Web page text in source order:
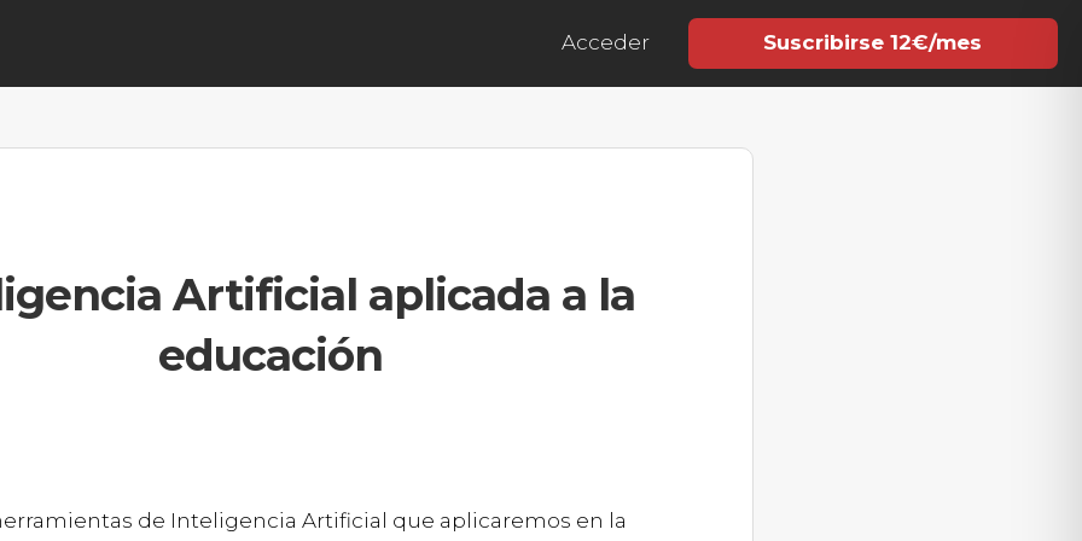
Acceder Suscribirse 12€/mes
Artificial aplicada a la
educación
de Inteligencia Artificial que aplicaremos en la